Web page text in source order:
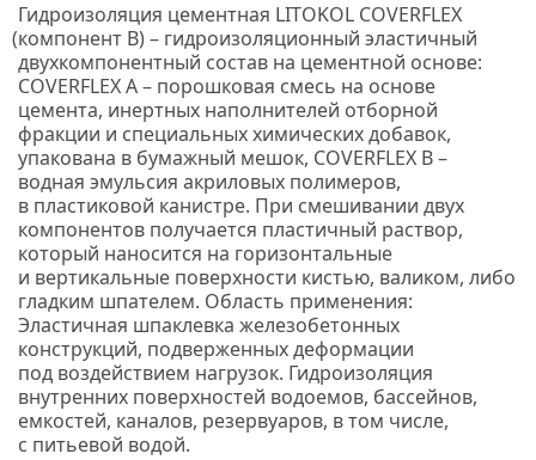
Гидроизоляция цементная LITOKOL COVERFLEX
(компонент В) – гидроизоляционный эластичный
двухкомпонентный состав на цементной основе:
COVERFLEX А– порошковая смесь на основе
цемента, инертных наполнителей отборной
фракции и специальных химических добавок,
упакована в бумажный мешок, COVERFLEX B –
водная эмульсия акриловых полимеров,
в пластиковой канистре. При смешивании двух
компонентов получается пластичный раствор,
который наносится на горизонтальные
и вертикальные поверхности кистью, валиком, либо
гладким шпателем. Область применения:
Эластичная шпаклевка железобетонных
конструкций, подверженных деформации
под воздействием нагрузок. Гидроизоляция
внутренних поверхностей водоемов, бассейнов,
емкостей, каналов, резервуаров, в том числе,
с питьевой водой.